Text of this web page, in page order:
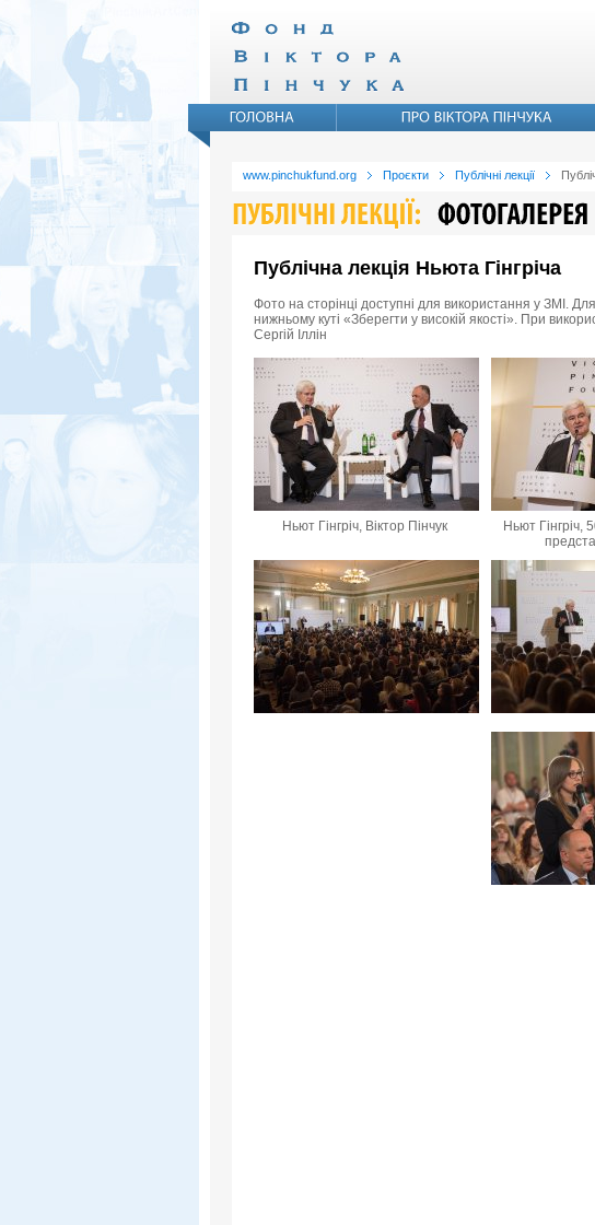
www.pinchukfund.org Проєкти Публічні лекції
Публічна лекція Ньюта Гінгріча
Фото на сторінці доступні для використання у ЗМІ.
нижньому куті «Зберегти у високій якості». При
Сергій Іллін
Ньют Гінгріч, Віктор Пінчук
Ньют Гінгріч,